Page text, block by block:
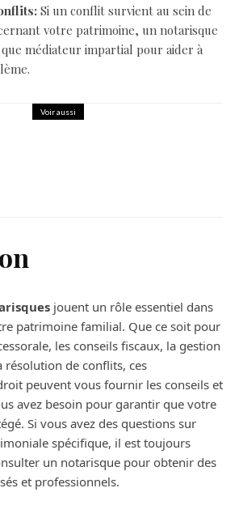
Si un conflit survient au sein de
votre patrimoine, un notarisque
médiateur impartial pour aider à
Voir aussi
jouent un rôle essentiel dans
patrimoine familial. Que ce soit pour
les conseils fiscaux, la gestion
de conflits, ces
peuvent vous fournir les conseils et
avez besoin pour garantir que votre
Si vous avez des questions sur
spécifique, il est toujours
un notarisque pour obtenir des
et professionnels.